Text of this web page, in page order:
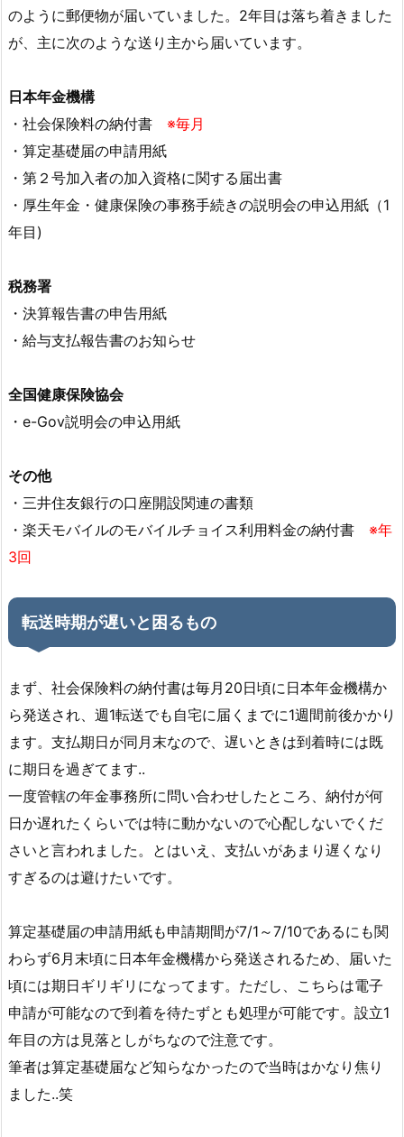
のように郵便物が届いていました。2年目は落ち着きました
が、主に次のような送り主から届いています。
日本年金機構
・社会保険料の納付書 ※毎月
・算定基礎届の申請用紙
・第２号加入者の加入資格に関する届出書
・厚生年金・健康保険の事務手続きの説明会の申込用紙（1
年目)
税務署
・決算報告書の申告用紙
・給与支払報告書のお知らせ
全国健康保険協会
・e-Gov説明会の申込用紙
その他
・三井住友銀行の口座開設関連の書類
・楽天モバイルのモバイルチョイス利用料金の納付書 ※年
3回
転送時期が遅いと困るもの
まず、社会保険料の納付書は毎月20日頃に日本年金機構か
ら発送され、週1転送でも自宅に届くまでに1週間前後かかり
ます。支払期日が同月末なので、遅いときは到着時には既
に期日を過ぎてます..
一度管轄の年金事務所に問い合わせしたところ、納付が何
日か遅れたくらいでは特に動かないので心配しないでくだ
さいと言われました。とはいえ、支払いがあまり遅くなり
すぎるのは避けたいです。
算定基礎届の申請用紙も申請期間が7/1～7/10であるにも関
わらず6月末頃に日本年金機構から発送されるため、届いた
頃には期日ギリギリになってます。ただし、こちらは電子
申請が可能なので到着を待たずとも処理が可能です。設立1
年目の方は見落としがちなので注意です。
筆者は算定基礎届など知らなかったので当時はかなり焦り
ました..笑